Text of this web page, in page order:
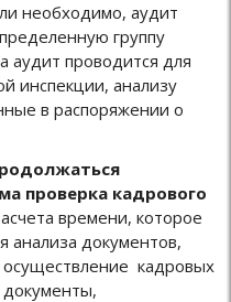
необходимо, аудит
группу
аудит проводится для
инспекции, анализу
в распоряжении о
проверка кадрового
времени, которое
анализа документов,
кадровых